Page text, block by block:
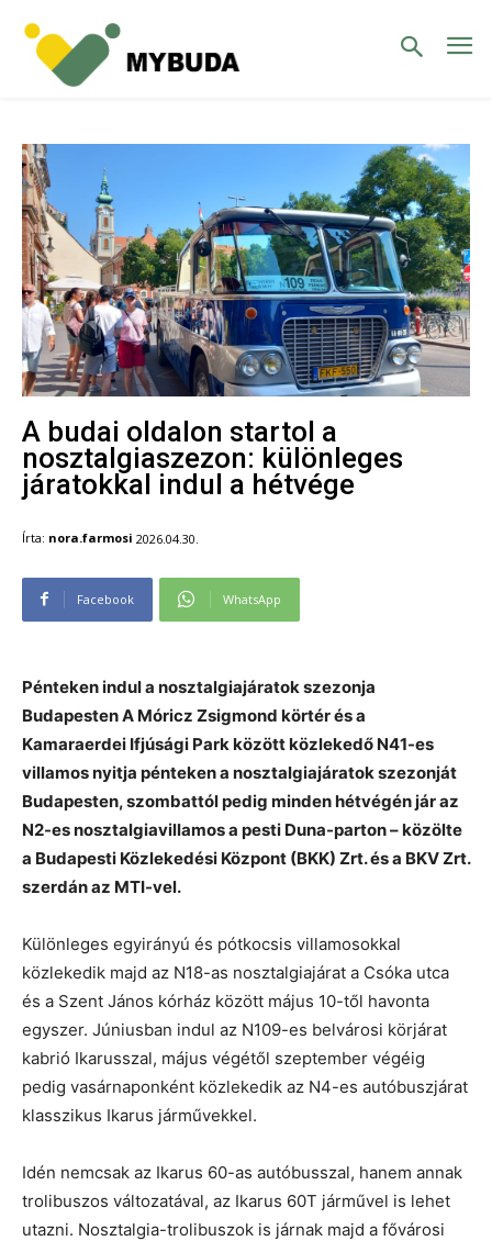
A budai oldalon startol a
nosztalgiaszezon: különleges
járatokkal indul a hétvége
Írta: nora.farmosi 2026.04.30.
Facebook WhatsApp
Pénteken indul a nosztalgiajáratok szezonja
Budapesten A Móricz Zsigmond körtér és a
Kamaraerdei Ifjúsági Park között közlekedő N41-es
villamos nyitja pénteken a nosztalgiajáratok szezonját
Budapesten, szombattól pedig minden hétvégén jár az
N2-es nosztalgiavillamos a pesti Duna-parton – közölte
a Budapesti Közlekedési Központ (BKK) Zrt. és a BKV Zrt.
szerdán az MTI-vel.
Különleges egyirányú és pótkocsis villamosokkal
közlekedik majd az N18-as nosztalgiajárat a Csóka utca
és a Szent János kórház között május 10-től havonta
egyszer. Júniusban indul az N109-es belvárosi körjárat
kabrió Ikarusszal, május végétől szeptember végéig
pedig vasárnaponként közlekedik az N4-es autóbuszjárat
klasszikus Ikarus járművekkel.
Idén nemcsak az Ikarus 60-as autóbusszal, hanem annak
trolibuszos változatával, az Ikarus 60T járművel is lehet
utazni. Nosztalgia-trolibuszok is járnak majd a fővárosi